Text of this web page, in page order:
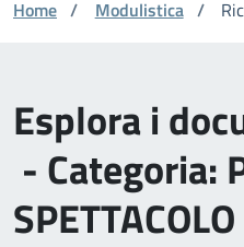
Home / Modulistica /
Esplora i
- Categoria: